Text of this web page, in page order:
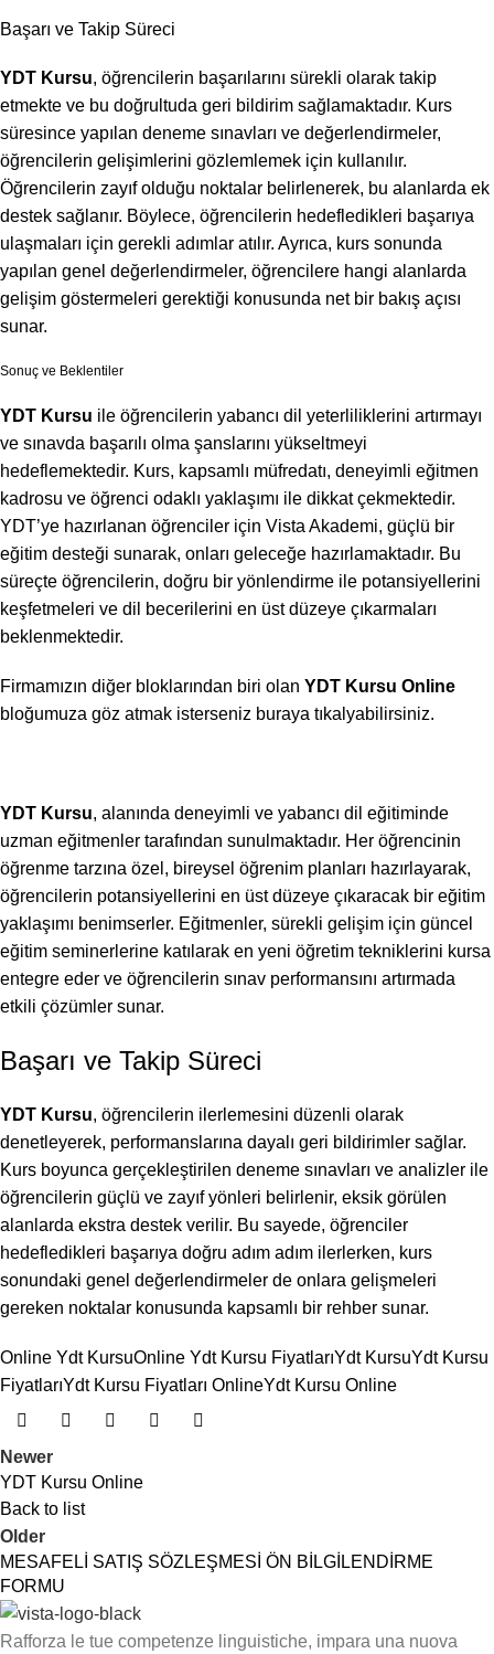
Başarı ve Takip Süreci
YDT Kursu, öğrencilerin başarılarını sürekli olarak takip
etmekte ve bu doğrultuda geri bildirim sağlamaktadır. Kurs
süresince yapılan deneme sınavları ve değerlendirmeler,
öğrencilerin gelişimlerini gözlemlemek için kullanılır.
Öğrencilerin zayıf olduğu noktalar belirlenerek, bu alanlarda ek
destek sağlanır. Böylece, öğrencilerin hedefledikleri başarıya
ulaşmaları için gerekli adımlar atılır. Ayrıca, kurs sonunda
yapılan genel değerlendirmeler, öğrencilere hangi alanlarda
gelişim göstermeleri gerektiği konusunda net bir bakış açısı
sunar.
Sonuç ve Beklentiler
YDT Kursu ile öğrencilerin yabancı dil yeterliliklerini artırmayı
ve sınavda başarılı olma şanslarını yükseltmeyi
hedeflemektedir. Kurs, kapsamlı müfredatı, deneyimli eğitmen
kadrosu ve öğrenci odaklı yaklaşımı ile dikkat çekmektedir.
YDT’ye hazırlanan öğrenciler için Vista Akademi, güçlü bir
eğitim desteği sunarak, onları geleceğe hazırlamaktadır. Bu
süreçte öğrencilerin, doğru bir yönlendirme ile potansiyellerini
keşfetmeleri ve dil becerilerini en üst düzeye çıkarmaları
beklenmektedir.
Firmamızın diğer bloklarından biri olan YDT Kursu Online
bloğumuza göz atmak isterseniz buraya tıkalyabilirsiniz.
YDT Kursu, alanında deneyimli ve yabancı dil eğitiminde
uzman eğitmenler tarafından sunulmaktadır. Her öğrencinin
öğrenme tarzına özel, bireysel öğrenim planları hazırlayarak,
öğrencilerin potansiyellerini en üst düzeye çıkaracak bir eğitim
yaklaşımı benimserler. Eğitmenler, sürekli gelişim için güncel
eğitim seminerlerine katılarak en yeni öğretim tekniklerini kursa
entegre eder ve öğrencilerin sınav performansını artırmada
etkili çözümler sunar.
Başarı ve Takip Süreci
YDT Kursu, öğrencilerin ilerlemesini düzenli olarak
denetleyerek, performanslarına dayalı geri bildirimler sağlar.
Kurs boyunca gerçekleştirilen deneme sınavları ve analizler ile
öğrencilerin güçlü ve zayıf yönleri belirlenir, eksik görülen
alanlarda ekstra destek verilir. Bu sayede, öğrenciler
hedefledikleri başarıya doğru adım adım ilerlerken, kurs
sonundaki genel değerlendirmeler de onlara gelişmeleri
gereken noktalar konusunda kapsamlı bir rehber sunar.
Online Ydt KursuOnline Ydt Kursu FiyatlarıYdt KursuYdt Kursu
FiyatlarıYdt Kursu Fiyatları OnlineYdt Kursu Online
Newer
YDT Kursu Online
Back to list
Older
MESAFELİ SATIŞ SÖZLEŞMESİ ÖN BİLGİLENDİRME
FORMU
Rafforza le tue competenze linguistiche, impara una nuova